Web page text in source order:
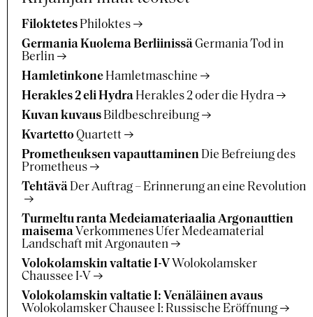
Filoktetes Philoktes
Germania Kuolema BerliinissäGermania Tod in
Berlin
Hamletinkone Hamletmaschine
Herakles 2 eli Hydra Herakles 2 oder die Hydra
Kuvan kuvaus Bildbeschreibung
KvartettoQuartett
Prometheuksen vapauttaminen Die Befreiung des
Prometheus
Tehtävä Der Auftrag – Erinnerung an eine Revolution
Turmeltu ranta Medeiamateriaalia Argonauttien
maisema Verkommenes Ufer Medeamaterial
Landschaft mit Argonauten
Volokolamskin valtatie I-V Wolokolamsker
Chaussee I-V
Volokolamskin valtatie I: Venäläinen avaus
Wolokolamsker Chausee I: Russische Eröffnung